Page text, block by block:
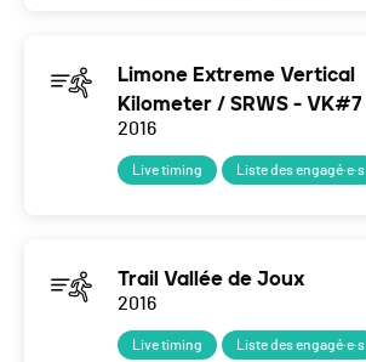
Limone Extreme Vertical
Kilometer / SRWS - VK#7
2016
Live timing Liste des engagé·e·s
Trail Vallée de Joux
2016
Live timing Liste des engagé·e·s